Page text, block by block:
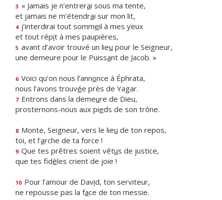
3 « Jamais je n’entrerai sous ma tente,
et jamais ne m’étendrai sur mon lit,
4 j’interdirai tout sommeil à mes yeux
et tout répit à mes paupières,
5 avant d’avoir trouvé un lieu pour le Seigneur,
une demeure pour le Puissant de Jacob. »
6 Voici qu’on nous l’annonce à Éphrata,
nous l’avons trouvée près de Yagar.
7 Entrons dans la demeure de Dieu,
prosternons-nous aux pieds de son trône.
8 Monte, Seigneur, vers le lieu de ton repos,
toi, et l’arche de ta force !
9 Que tes prêtres soient vêtus de justice,
que tes fidèles crient de joie !
10 Pour l’amour de David, ton serviteur,
ne repousse pas la face de ton messie.